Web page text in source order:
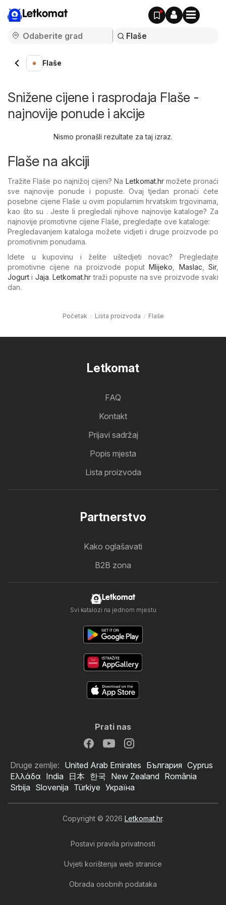
Letkomat
Flaše
Snižene cijene i rasprodaja Flaše -
najnovije ponude i akcije
Nismo pronašli rezultate za taj izraz.
Flaše na akciji
Tražite Flaše po najnižoj cijeni? Na Letkomat.hrmožete pronaći
sve najnovije ponude i popuste. Ovaj tjedan pronaći ćete
posebne cijene Flaše u ovim popularnim hrvatskim trgovinama,
kao što su . Jeste li pregledali njihove najnovije kataloge? Za
najnovije promotivne cijene Flaše, pregledajte ove kataloge:
Pregledavanjem kataloga možete vidjeti i druge proizvode po
promotivnim ponudama.
Idete u kupovinu i želite uštedjeti novac? Pregledajte
promotivne cijene na proizvode poputMlijeko Maslac ,Sir,
Jogurt i Jaja.Letkomat.hr traži popuste na sve proizvode svaki
dan.
Početak Lista proizvoda Flaše
Letkomat
FAQ
Kontakt
Prijavi sadržaj
Popis mjesta
Lista proizvoda
Partnerstvo
Kako oglašavati
B2B zona
Letkomat
Svi katalozi na jednom mjestu
Prati nas
Druge zemlje: United Arab Emirates България Cyprus
Ελλάδα India 日本 한국 New Zealand România
Srbija Slovenija Türkiye Україна
Copyright © 2026 Letkomat.hr.
Postavi pravila privatnosti
Uvjeti korištenja web stranice
Obrada osobnih podataka